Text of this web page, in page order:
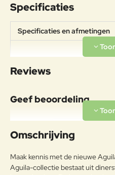
Specificaties
Specificaties en afmetingen
Reviews
Geef beoordeling
Uw naam:
g:
Omschrijving
Maak kennis met de nieuwe
Aguila-collectie bestaat uit